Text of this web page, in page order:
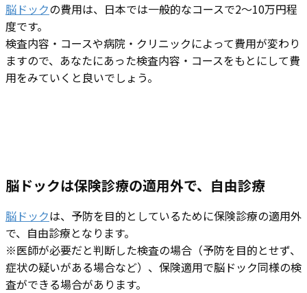
脳ドックの費用は、日本では一般的なコースで2～10万円程
度です。
検査内容・コースや病院・クリニックによって費用が変わり
ますので、あなたにあった検査内容・コースをもとにして費
用をみていくと良いでしょう。
脳ドックは保険診療の適用外で、自由診療
脳ドックは、予防を目的としているために保険診療の適用外
で、自由診療となります。
※医師が必要だと判断した検査の場合（予防を目的とせず、
症状の疑いがある場合など）、保険適用で脳ドック同様の検
査ができる場合があります。